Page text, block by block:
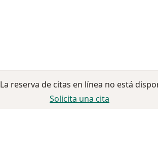
La reserva de citas en línea no está
Solicita una cita